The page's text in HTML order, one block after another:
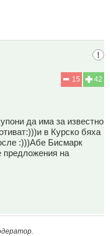
42
15
да има за известно
в Курско бяха
:)))Абе Бисмарк
предложения на